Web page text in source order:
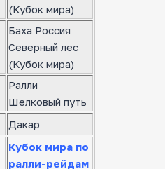
(Кубок мира)
Баха Россия
Северный лес
(Кубок мира)
Ралли
Шелковый путь
Дакар
Кубок мира по
ралли-рейдам